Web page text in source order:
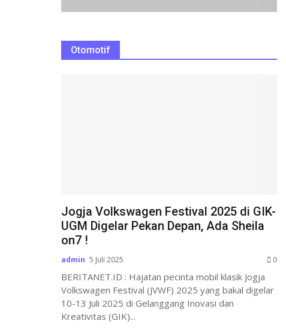
Otomotif
Jogja Volkswagen Festival 2025 di GIK-
UGM Digelar Pekan Depan, Ada Sheila
on7 !
admin 5 Juli 2025 0
BERITANET.ID : Hajatan pecinta mobil klasik Jogja
Volkswagen Festival (JVWF) 2025 yang bakal digelar
10-13 Juli 2025 di Gelanggang Inovasi dan
Kreativitas (GIK)...